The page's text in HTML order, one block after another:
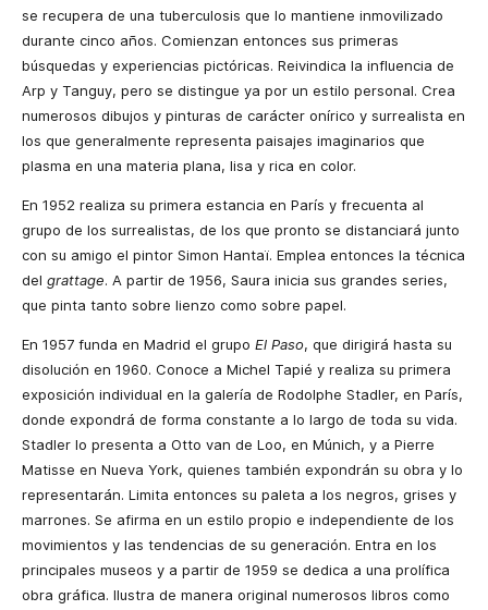
se recupera de una tuberculosis que lo mantiene inmovilizado
durante cinco años. Comienzan entonces sus primeras
búsquedas y experiencias pictóricas. Reivindica la influencia de
Arp y Tanguy, pero se distingue ya por un estilo personal. Crea
numerosos dibujos y pinturas de carácter onírico y surrealista en
los que generalmente representa paisajes imaginarios que
plasma en una materia plana, lisa y rica en color.
En 1952 realiza su primera estancia en París y frecuenta al
grupo de los surrealistas, de los que pronto se distanciará junto
con su amigo el pintor Simon Hantaï. Emplea entonces la técnica
del grattage. A partir de 1956, Saura inicia sus grandes series,
que pinta tanto sobre lienzo como sobre papel.
En 1957 funda en Madrid el grupo El Paso, que dirigirá hasta su
disolución en 1960. Conoce a Michel Tapié y realiza su primera
exposición individual en la galería de Rodolphe Stadler, en París,
donde expondrá de forma constante a lo largo de toda su vida.
Stadler lo presenta a Otto van de Loo, en Múnich, y a Pierre
Matisse en Nueva York, quienes también expondrán su obra y lo
representarán. Limita entonces su paleta a los negros, grises y
marrones. Se afirma en un estilo propio e independiente de los
movimientos y las tendencias de su generación. Entra en los
principales museos y a partir de 1959 se dedica a una prolífica
obra gráfica. Ilustra de manera original numerosos libros como